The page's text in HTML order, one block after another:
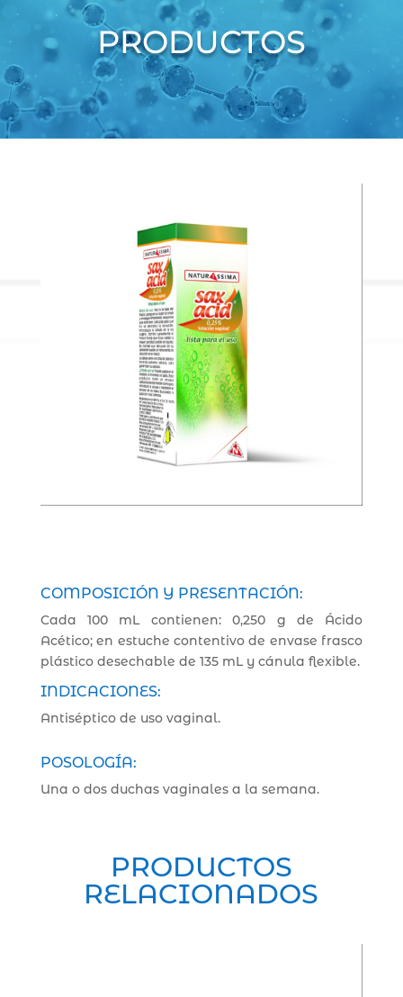
PRODUCTOS
COMPOSICIÓN Y PRESENTACIÓN:
Cada 100 mL contienen: 0,250 g de Ácido
Acético; en estuche contentivo de envase frasco
plástico desechable de 135 mL y cánula flexible.
INDICACIONES:
Antiséptico de uso vaginal.
POSOLOGÍA:
Una o dos duchas vaginales a la semana.
PRODUCTOS
RELACIONADOS